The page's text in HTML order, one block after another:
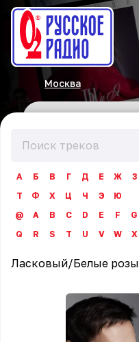
Москва
А Б В Г Д Е Ж З
Т
Ф Х Ц Ч Э
Ю
@
A B C D E F G
Q
R S T U V W X
Ласковый/Белые розы